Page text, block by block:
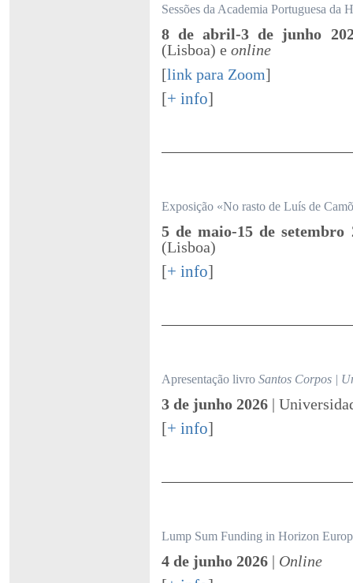
Sessões da Academia Portuguesa da
8 de abril-3 de junho
(Lisboa) e online
[link para Zoom]
[+ info]
Exposição «No rasto de Luís de
5 de maio-15 de setembro
(Lisboa)
[+ info]
Apresentação livro Santos Corpos |
3 de junho 2026 |
[+ info]
Lump Sum Funding in Horizon
4 de junho 2026 | Online